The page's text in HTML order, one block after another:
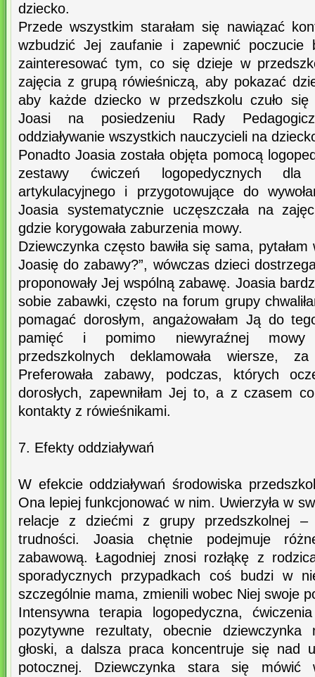
dziecko.
Przede wszystkim starałam się nawiązać
wzbudzić Jej zaufanie i zapewnić poczucie
zainteresować tym, co się dzieje w
zajęcia z grupą rówieśniczą, aby pokazać
aby każde dziecko w przedszkolu czuło się
Joasi na posiedzeniu Rady
oddziaływanie wszystkich nauczycieli na
Ponadto Joasia została objęta pomocą
zestawy ćwiczeń logopedycznych dla
artykulacyjnego i przygotowujące do
Joasia systematycznie uczęszczała na
gdzie korygowała zaburzenia mowy.
Dziewczynka często bawiła się sama,
Joasię do zabawy?”, wówczas dzieci
proponowały Jej wspólną zabawę. Joasia
sobie zabawki, często na forum grupy
pomagać dorosłym, angażowałam Ją do
pamięć i pomimo niewyraźnej mowy
przedszkolnych deklamowała wiersze,
Preferowała zabawy, podczas, których
dorosłych, zapewniłam Jej to, a z czasem
kontakty z rówieśnikami.
7. Efekty oddziaływań
W efekcie oddziaływań środowiska
Ona lepiej funkcjonować w nim. Uwierzyła w
relacje z dziećmi z grupy przedszkolnej
trudności. Joasia chętnie podejmuje
zabawową. Łagodniej znosi rozłąkę z
sporadycznych przypadkach coś budzi w
szczególnie mama, zmienili wobec Niej swoje
Intensywna terapia logopedyczna,
pozytywne rezultaty, obecnie dziewczynka
głoski, a dalsza praca koncentruje się nad
potocznej. Dziewczynka stara się